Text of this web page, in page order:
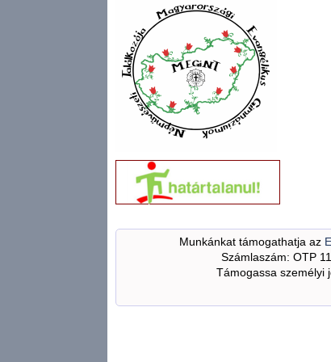
Munkánkat támogathatja az
Számlaszám: OTP
Támogassa személyi